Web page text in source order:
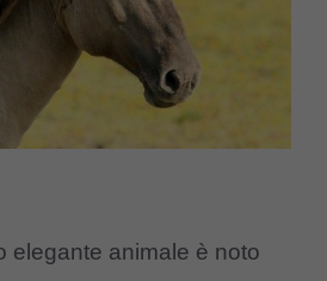
elegante animale è noto